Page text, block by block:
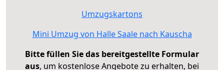
Umzugskartons
Mini Umzug von Halle Saale nach Kauscha
Bitte füllen Sie das bereitgestellte Formular
aus, um kostenlose Angebote zu erhalten, bei